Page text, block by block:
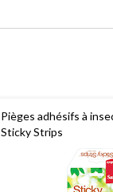
Pièges adhésifs à
Sticky Strips